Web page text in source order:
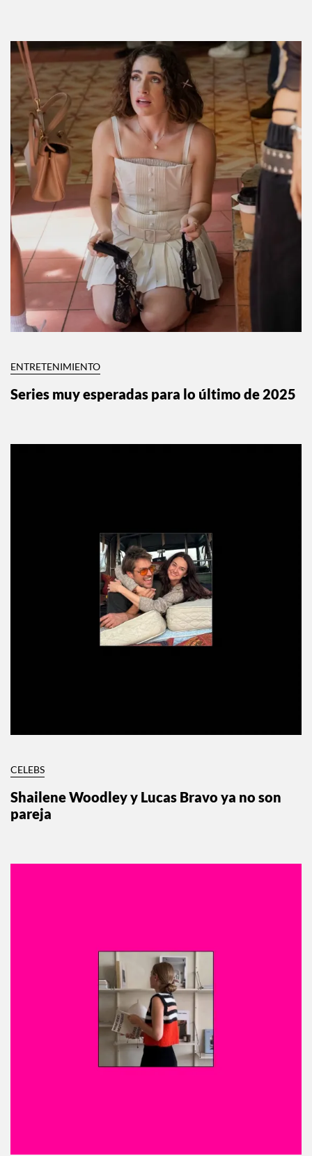
ENTRETENIMIENTO
Series muy esperadas para lo último de 2025
CELEBS
Shailene Woodley y Lucas Bravo ya no son
pareja